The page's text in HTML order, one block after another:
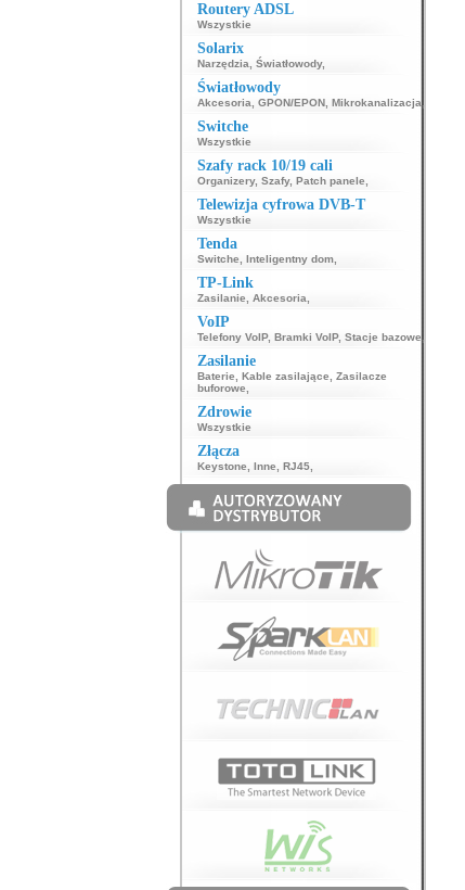
Routery ADSL
Wszystkie
Solarix
Narzędzia Światłowody,
Światłowody
Akcesoria GPON/EPON, Mikrokanalizacja
Switche
Wszystkie
Szafy rack 10/19 cali
Organizery, Szafy, Patch panele
Telewizja cyfrowa DVB-T
Wszystkie
Tenda
Switche Inteligentny dom,
TP-Link
Zasilanie Akcesoria
VoIP
Telefony VoIP, Bramki VoIP, Stacje bazowe
Zasilanie
Baterie Kable zasilające
Zasilacze
buforowe
Zdrowie
Wszystkie
Złącza
Keystone Inne RJ45,